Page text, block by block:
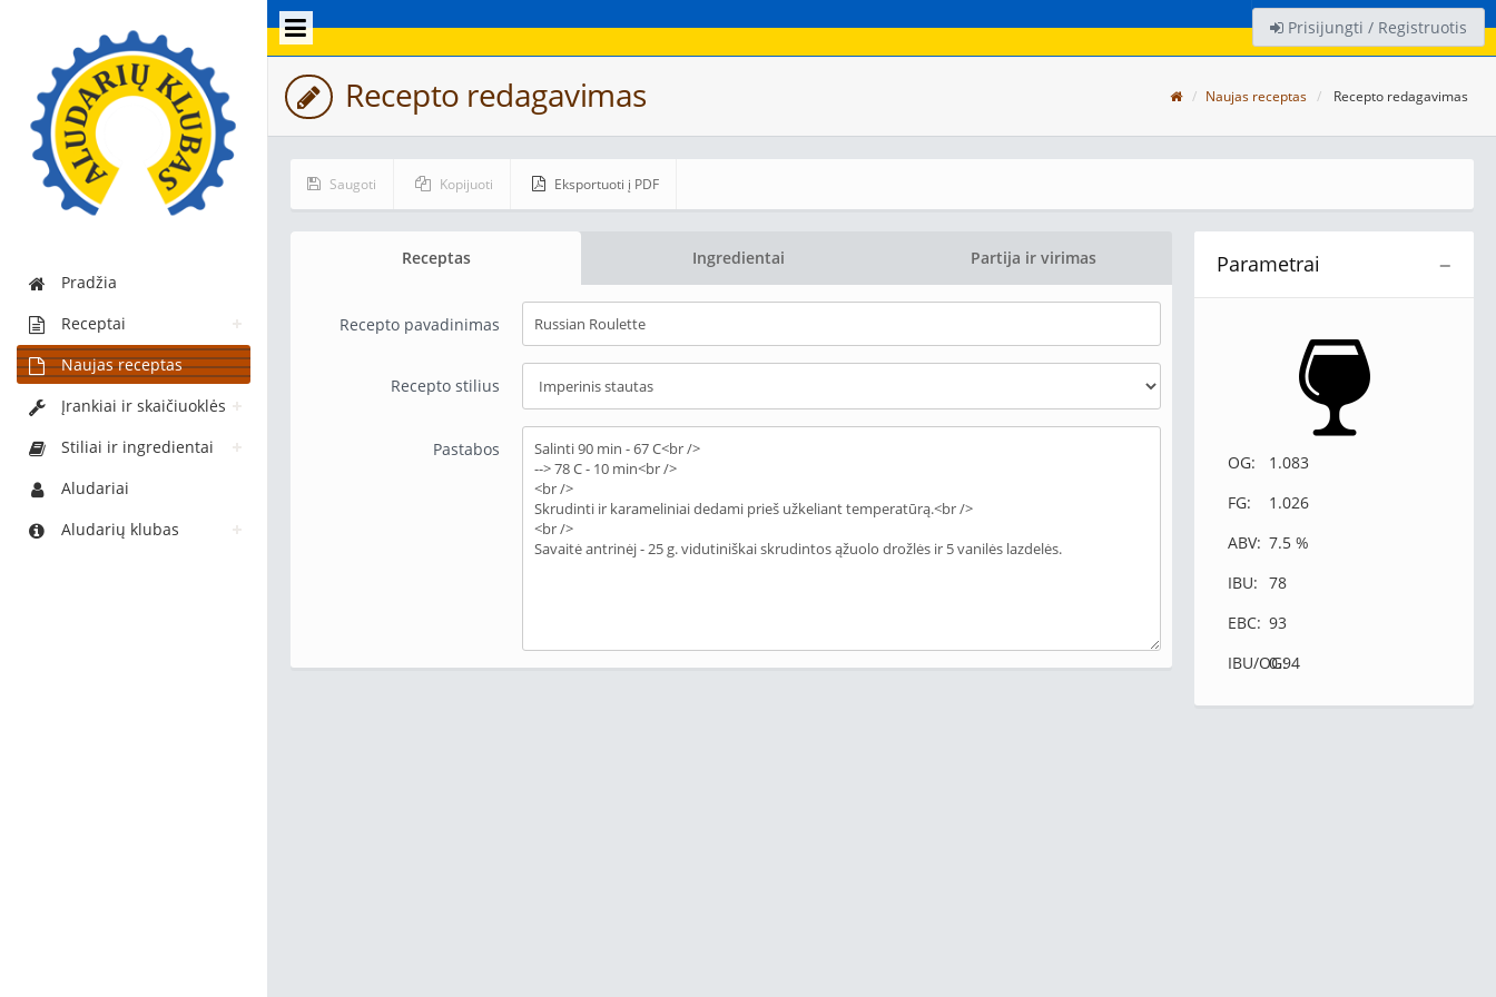
Pradžia
Receptai
Naujas receptas
Įrankiai ir skaičiuoklės
Stiliai ir ingredientai
Aludariai
Aludarių klubas
Prisijungti / Registruotis
Recepto redagavimas Naujas receptas Recepto redagavimas
Saugoti Kopijuoti Eksportuoti į PDF
Receptas Ingredientai Partija ir virimas
Recepto pavadinimas
Recepto stilius
Pastabos
−
Parametrai
OG:
1.083
FG:
1.026
ABV: 7.5 %
IBU: 78
EBC: 93
IBU/OG:
0.94